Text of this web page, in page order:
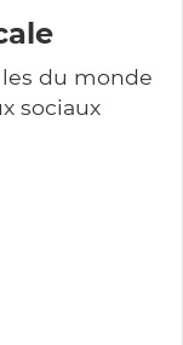
du monde
sociaux